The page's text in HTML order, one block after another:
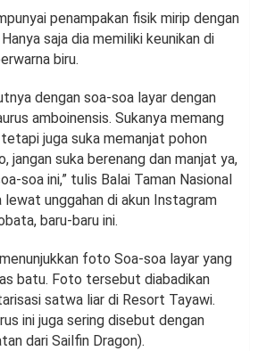
penampakan fisik mirip dengan
saja dia memiliki keunikan di
biru.
dengan soa-soa layar dengan
amboinensis. Sukanya memang
juga suka memanjat pohon
jangan suka berenang dan manjat ya,
soa ini,” tulis Balai Taman Nasional
unggahan di akun Instagram
baru-baru ini.
foto Soa-soa layar yang
batu. Foto tersebut diabadikan
satwa liar di Resort Tayawi.
ini juga sering disebut dengan
dari Sailfin Dragon).